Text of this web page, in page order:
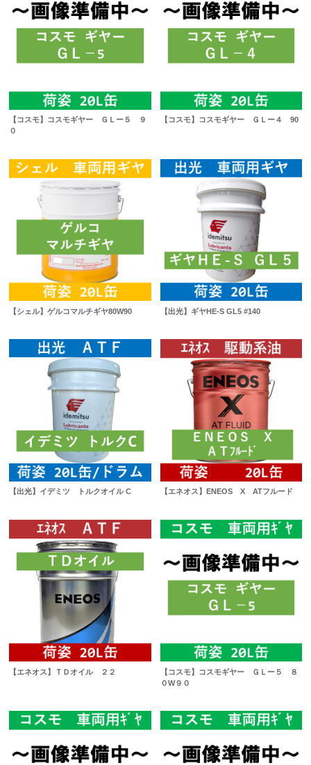
【コスモ】コスモギヤー ＧＬー５ ９
０
【コスモ】コスモギヤー ＧＬー４ 90
【シェル】ゲルコマルチギヤ80W90 【出光】ギヤHE-S GL5 #140
【出光】イデミツ トルクオイル C 【エネオス】ENEOS X ATフルード
【エネオス】ＴＤオイル ２２
【コスモ】コスモギヤー ＧＬー５ ８
０W９０